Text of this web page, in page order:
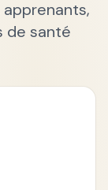
de santé